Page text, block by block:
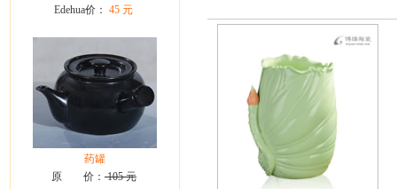
Edehua价： 45 元
药罐
原 价： 105 元